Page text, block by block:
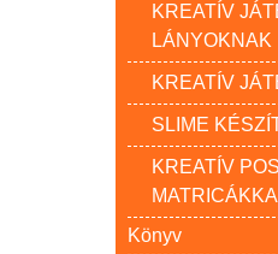
KREATÍV
LÁNYOKNAK
KREATÍV
SLIME
KREATÍV
Könyv